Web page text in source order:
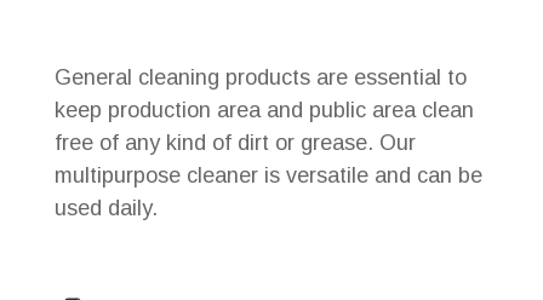
General cleaning products are essential to
keep production area and public area clean
free of any kind of dirt or grease. Our
multipurpose cleaner is versatile and can be
used daily.